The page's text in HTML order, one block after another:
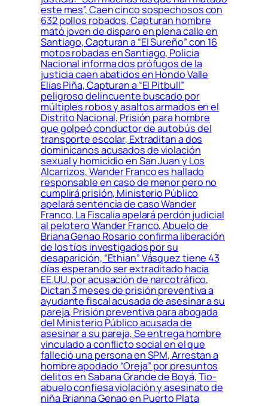
este mes”, Caen cinco sospechosos con
632 pollos robados, Capturan hombre
mató joven de disparo en plena calle en
Santiago, Capturan a “El Sureño” con 16
motos robadas en Santiago, Policía
Nacional informa dos prófugos de la
justicia caen abatidos en Hondo Valle
Elías Piña, Capturan a “El Pitbull”
peligroso delincuente buscado por
múltiples robos y asaltos armados en el
Distrito Nacional, Prisión para hombre
que golpeó conductor de autobús del
transporte escolar, Extraditan a dos
dominicanos acusados de violación
sexual y homicidio en San Juan y Los
Alcarrizos, Wander Franco es hallado
responsable en caso de menor pero no
cumplirá prisión, Ministerio Público
apelará sentencia de caso Wander
Franco, La Fiscalía apelará perdón judicial
al pelotero Wander Franco, Abuelo de
Briana Genao Rosario confirma liberación
de los tíos investigados por su
desaparición, “Ethian” Vásquez tiene 43
días esperando ser extraditado hacia
EE.UU. por acusación de narcotráfico,
Dictan 3 meses de prisión preventiva a
ayudante fiscal acusada de asesinar a su
pareja, Prisión preventiva para abogada
del Ministerio Público acusada de
asesinar a su pareja, Se entrega hombre
vinculado a conflicto social en el que
falleció una persona en SPM, Arrestan a
hombre apodado “Oreja” por presuntos
delitos en Sabana Grande de Boyá, Tio-
abuelo confiesa violación y asesinato de
niña Brianna Genao en Puerto Plata